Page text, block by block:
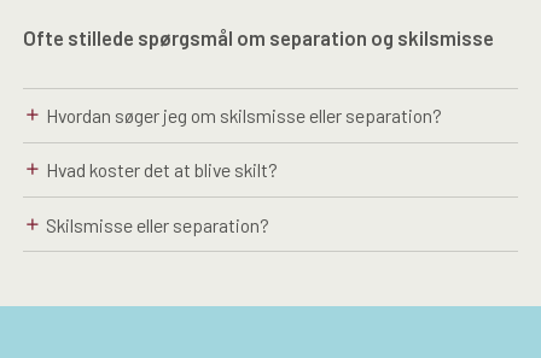
Ofte stillede spørgsmål om separation og skilsmisse
Hvordan søger jeg om skilsmisse eller separation?
add
Hvad koster det at blive skilt?
add
Skilsmisse eller separation?
add